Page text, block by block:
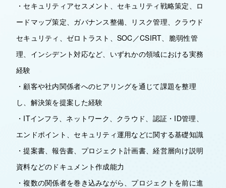
・セキュリティアセスメント、セキュリティ戦略策定、ロ
ードマップ策定、ガバナンス整備、リスク管理、クラウド
セキュリティ、ゼロトラスト、SOC／CSIRT、脆弱性管
理、インシデント対応など、いずれかの領域における実務
経験
・顧客や社内関係者へのヒアリングを通じて課題を整理
し、解決策を提案した経験
・ITインフラ、ネットワーク、クラウド、認証・ID管理、
エンドポイント、セキュリティ運用などに関する基礎知識
・提案書、報告書、プロジェクト計画書、経営層向け説明
資料などのドキュメント作成能力
・複数の関係者を巻き込みながら、プロジェクトを前に進